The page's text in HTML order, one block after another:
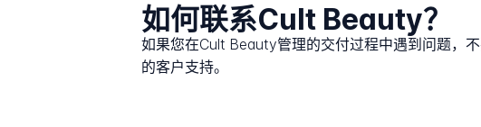
如何联系Cult Beauty？
如果您在Cult Beauty管理的交付过程中遇到问题，
的客户支持。